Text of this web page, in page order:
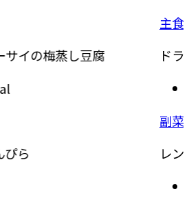
イの梅蒸し豆腐
ら
主食
ドラ
副菜
レン